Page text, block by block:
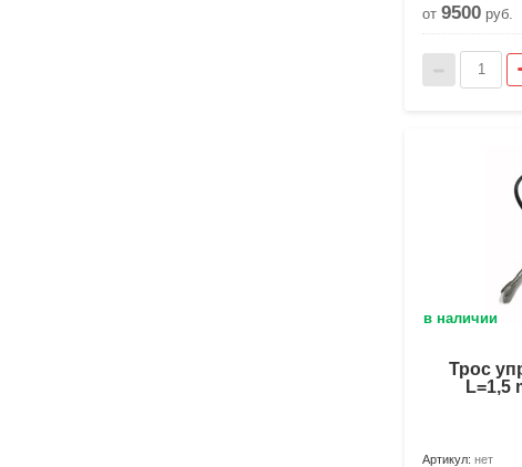
от 9500 руб.
в наличии
Трос
L=1,5
Артикул: нет